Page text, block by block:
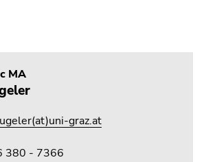
MA
graz.at
380 - 7366